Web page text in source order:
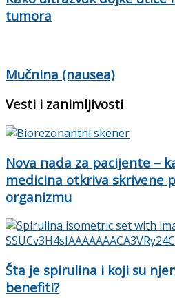
tumora
Mučnina (nausea)
Vesti i zanimljivosti
Nova nada za pacijente –
medicina otkriva skrivene
organizmu
Šta je spirulina i koji su
benefiti?